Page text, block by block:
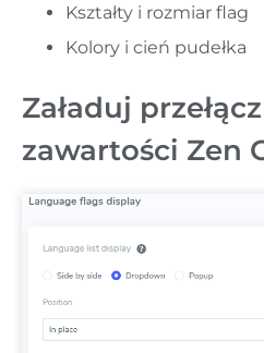
Kształty i rozmiar flag
Kolory i cień pudełka
Załaduj
zawartości Zen